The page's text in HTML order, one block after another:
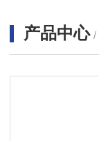
产品中心 /